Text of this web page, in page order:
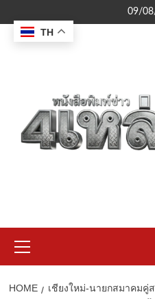
to
content
09/
Menu
HOME
เชียงใหม่-นายกสมาคมคู่
TH